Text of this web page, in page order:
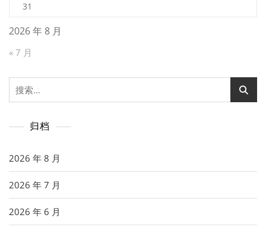
2026 年 8 月
31
« 7 月
搜
索：
归档
2026 年 8 月
2026 年 7 月
2026 年 6 月